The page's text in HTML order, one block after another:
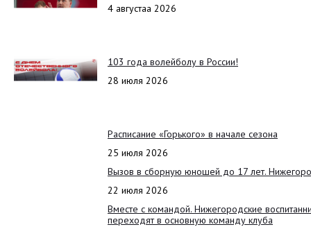
4 августаа 2026
103 года волейболу в России!
28 июля 2026
Расписание «Горького» в начале сезона
25 июля 2026
Вызов в сборную юношей до 17 лет.
22 июля 2026
Вместе с командой. Нижегородские
переходят в основную команду клуба